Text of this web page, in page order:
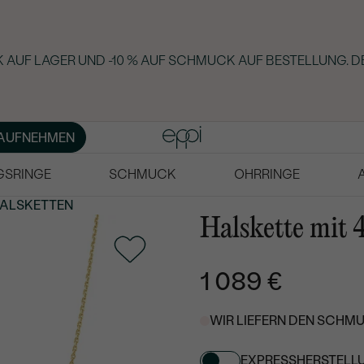
LAGER UND -10 % AUF SCHMUCK AUF BESTELLUNG.
SCHMUCK OHRRINGE
Halskette mit
1 089 €
WIR LIEFERN DEN